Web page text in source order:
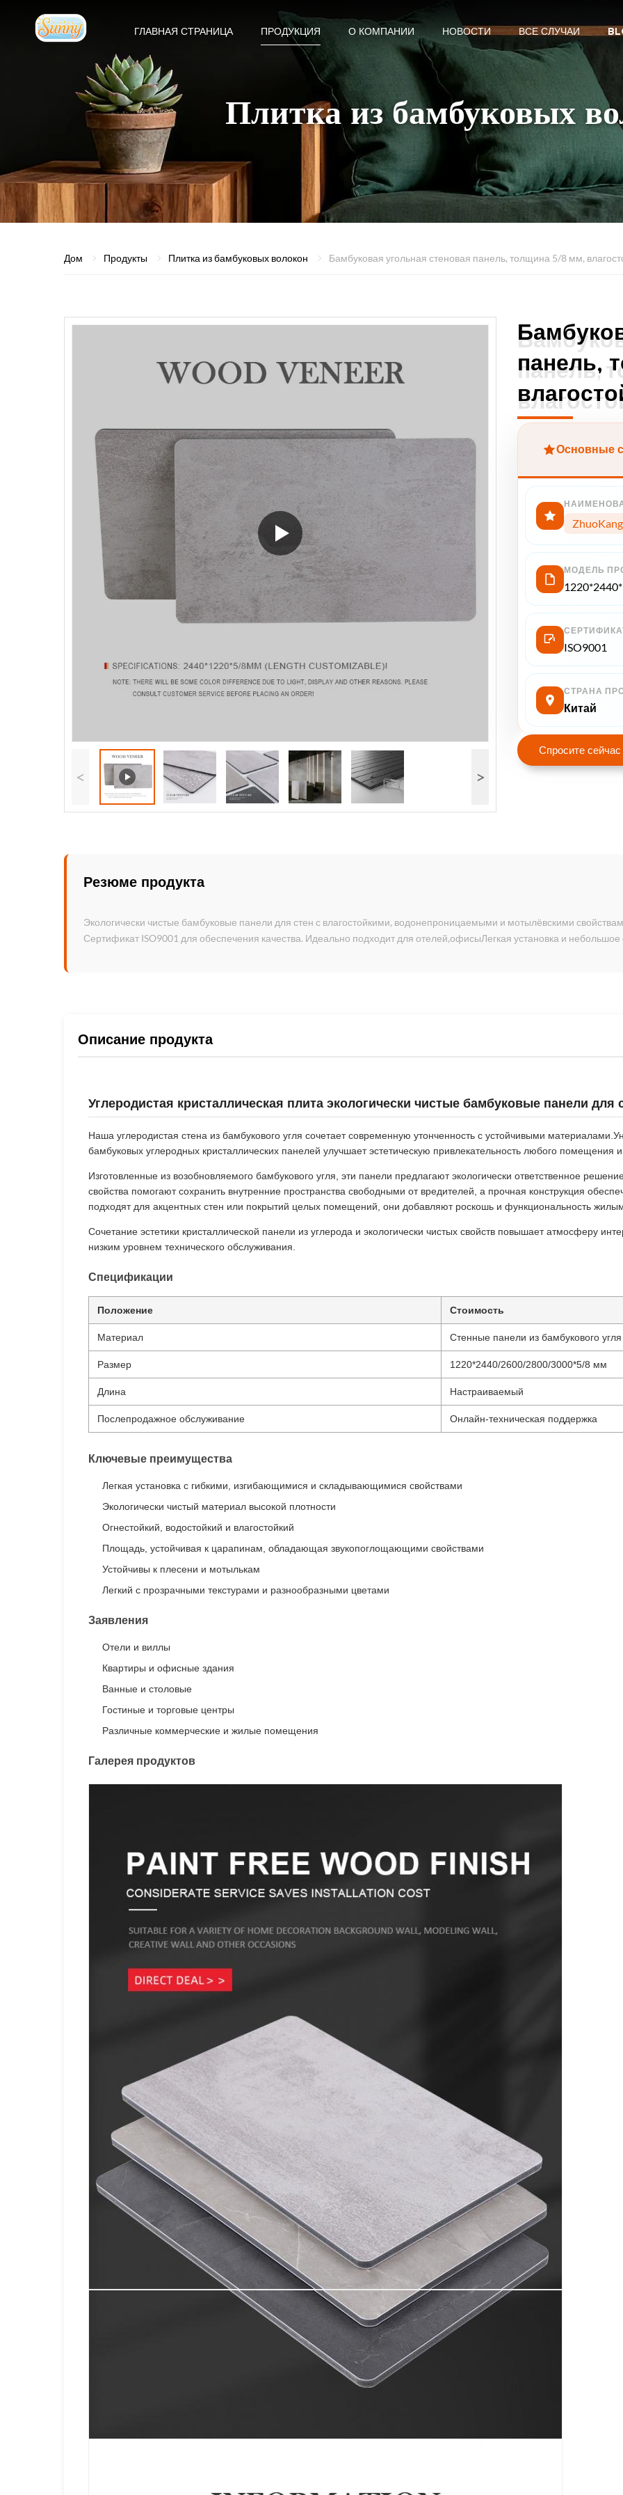
ГЛАВНАЯ СТРАНИЦА ПРОДУКЦИЯ О КОМПАНИИ НОВОСТИ ВСЕ СЛУЧАИ
Плитка из бамбуковых
Дом Продукты Плитка из бамбуковых волокон Бамбуковая угольная стеновая панель, толщина 5/8 мм,
< >
панель,
панель,
Основные
ZhuoKang
МОДЕЛЬ
ISO9001
СТРАНА
Китай
Спросите сейчас
Резюме продукта
Экологически чистые бамбуковые панели для стен с влагостойкими, водонепроницаемыми и мотылёвскими
Сертификат ISO9001 для обеспечения качества. Идеально подходит для отелей,офисыЛегкая установка и
Описание продукта
Углеродистая кристаллическая плита экологически чистые бамбуковые панели для
Наша углеродистая стена из бамбукового угля сочетает современную утонченность с устойчивыми
бамбуковых углеродных кристаллических панелей улучшает эстетическую привлекательность любого помещения
Изготовленные из возобновляемого бамбукового угля, эти панели предлагают экологически ответственное
свойства помогают сохранить внутренние пространства свободными от вредителей, а прочная конструкция
подходят для акцентных стен или покрытий целых помещений, они добавляют роскошь и функциональность
Сочетание эстетики кристаллической панели из углерода и экологически чистых свойств повышает атмосферу
низким уровнем технического обслуживания.
Спецификации
Положение Стоимость
Материал Стенные панели из бамбукового угля
Размер 1220*2440/2600/2800/3000*5/8 мм
Длина Настраиваемый
Послепродажное обслуживание Онлайн-техническая поддержка
Ключевые преимущества
Легкая установка с гибкими, изгибающимися и складывающимися свойствами
Экологически чистый материал высокой плотности
Огнестойкий, водостойкий и влагостойкий
Площадь, устойчивая к царапинам, обладающая звукопоглощающими свойствами
Устойчивы к плесени и мотылькам
Легкий с прозрачными текстурами и разнообразными цветами
Заявления
Отели и виллы
Квартиры и офисные здания
Ванные и столовые
Гостиные и торговые центры
Различные коммерческие и жилые помещения
Галерея продуктов